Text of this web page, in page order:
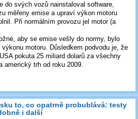
do svých vozů nainstaloval software,
měřeny emise a upraví výkon motoru
Při normálním provozu jel motor (a
aby se emise vešly do normy, bylo
motoru. Důsledkem podvodu je, že
pokuta 25 miliard dolarů za všechny
americký trh od roku 2009.
to, co opatrně probublává: testy
i další